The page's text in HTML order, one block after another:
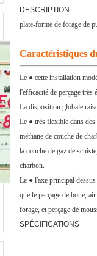
DESCRIPTION
plate-forme de forage de
Caractéristiques
Le ● cette installation
l'efficacité de perçage très
La disposition globale
Le ● très flexible dans
méthane de couche de
la couche de gaz de
charbon.
Le ● l'axe principal
que le perçage de boue, air
forage, et perçage de
SPÉCIFICATIONS